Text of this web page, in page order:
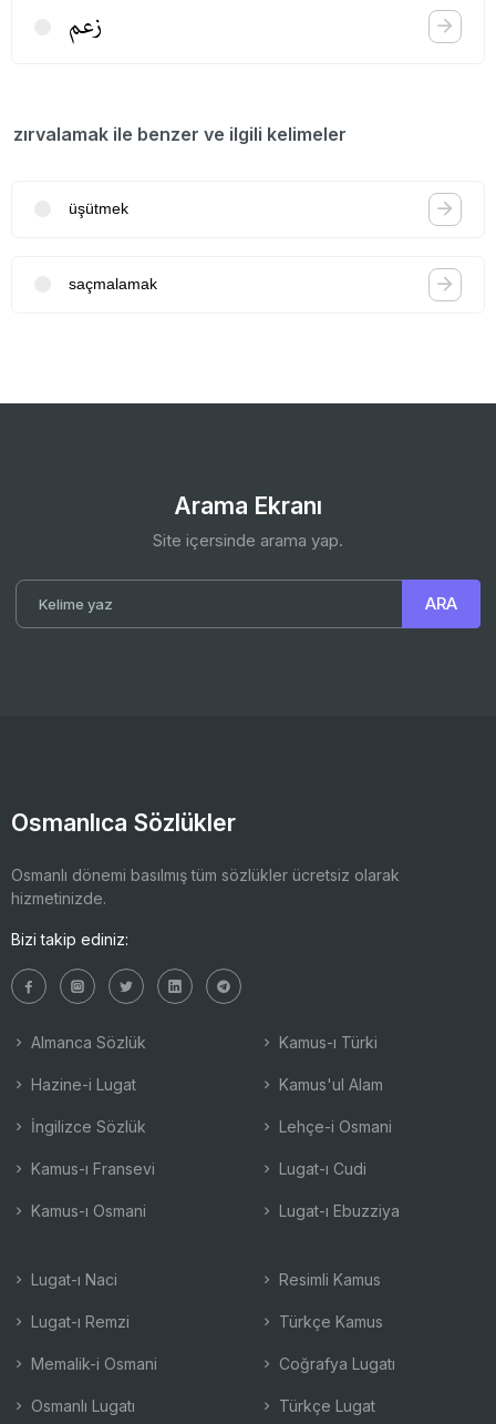
زعم
zırvalamak ile benzer ve ilgili kelimeler
üşütmek
saçmalamak
Arama Ekranı
Site içersinde arama yap.
Osmanlıca Sözlükler
Osmanlı dönemi basılmış tüm sözlükler ücretsiz olarak
hizmetinizde.
Bizi takip ediniz:
Almanca Sözlük
Hazine-i Lugat
İngilizce Sözlük
Kamus-ı Fransevi
Kamus-ı Osmani
Kamus-ı Türki
Kamus'ul Alam
Lehçe-i Osmani
Lugat-ı Cudi
Lugat-ı Ebuzziya
Lugat-ı Naci
Lugat-ı Remzi
Memalik-i Osmani
Osmanlı Lugatı
Resimli Kamus
Türkçe Kamus
Coğrafya Lugatı
Türkçe Lugat